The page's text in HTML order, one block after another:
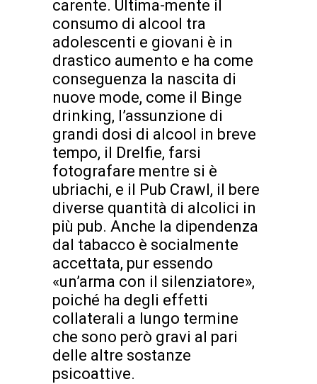
carente. Ultima-mente il
consumo di alcool tra
adolescenti e giovani è in
drastico aumento e ha come
conseguenza la nascita di
nuove mode, come il Binge
drinking, l’assunzione di
grandi dosi di alcool in breve
tempo, il Drelfie, farsi
fotografare mentre si è
ubriachi, e il Pub Crawl, il bere
diverse quantità di alcolici in
più pub. Anche la dipendenza
dal tabacco è socialmente
accettata, pur essendo
«un’arma con il silenziatore»,
poiché ha degli effetti
collaterali a lungo termine
che sono però gravi al pari
delle altre sostanze
psicoattive.